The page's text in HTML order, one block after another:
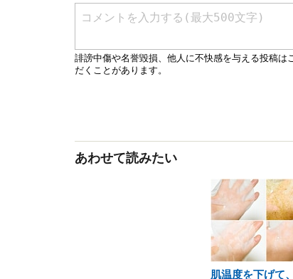
あわせて読みたい
肌温度を下げて